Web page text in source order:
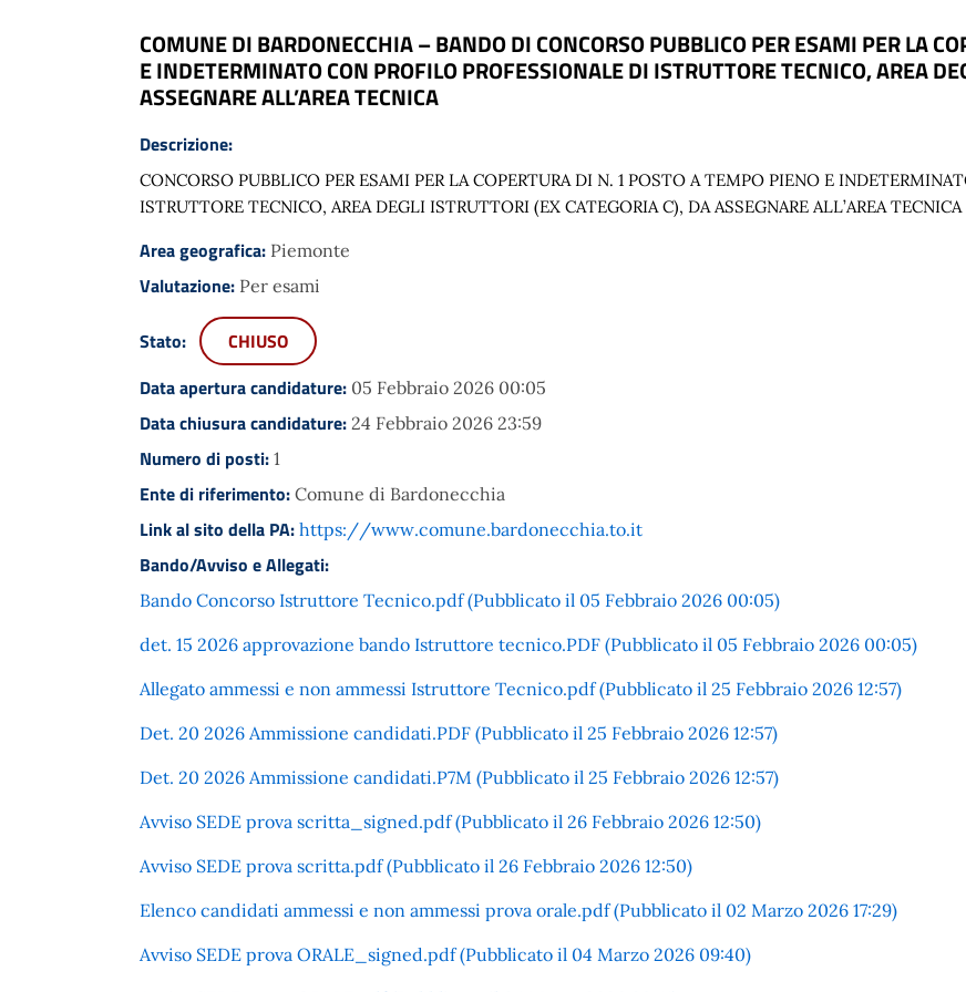
COMUNE DI BARDONECCHIA – BANDO DI CONCORSO PUBBLICO PER ESAMI PER LA
E INDETERMINATO CON PROFILO PROFESSIONALE DI ISTRUTTORE TECNICO, AREA
ASSEGNARE ALL’AREA TECNICA
Descrizione:
CONCORSO PUBBLICO PER ESAMI PER LA COPERTURA DI N. 1 POSTO A TEMPO PIENO E
ISTRUTTORE TECNICO, AREA DEGLI ISTRUTTORI (EX CATEGORIA C), DA ASSEGNARE ALL’AREA TECNICA
Area geografica: Piemonte
Valutazione: Per esami
Stato:
CHIUSO
Data apertura candidature: 05 Febbraio 2026 00:05
Data chiusura candidature: 24 Febbraio 2026 23:59
Numero di posti: 1
Ente di riferimento: Comune di Bardonecchia
Link al sito della PA: https://www.comune.bardonecchia.to.it
Bando/Avviso e Allegati:
Bando Concorso Istruttore Tecnico.pdf (Pubblicato il 05 Febbraio 2026 00:05)
det. 15 2026 approvazione bando Istruttore tecnico.PDF (Pubblicato il 05 Febbraio 2026 00:05)
Allegato ammessi e non ammessi Istruttore Tecnico.pdf (Pubblicato il 25 Febbraio 2026 12:57)
Det. 20 2026 Ammissione candidati.PDF (Pubblicato il 25 Febbraio 2026 12:57)
Det. 20 2026 Ammissione candidati.P7M (Pubblicato il 25 Febbraio 2026 12:57)
Avviso SEDE prova scritta_signed.pdf (Pubblicato il 26 Febbraio 2026 12:50)
Avviso SEDE prova scritta.pdf (Pubblicato il 26 Febbraio 2026 12:50)
Elenco candidati ammessi e non ammessi prova orale.pdf (Pubblicato il 02 Marzo 2026 17:29)
Avviso SEDE prova ORALE_signed.pdf (Pubblicato il 04 Marzo 2026 09:40)